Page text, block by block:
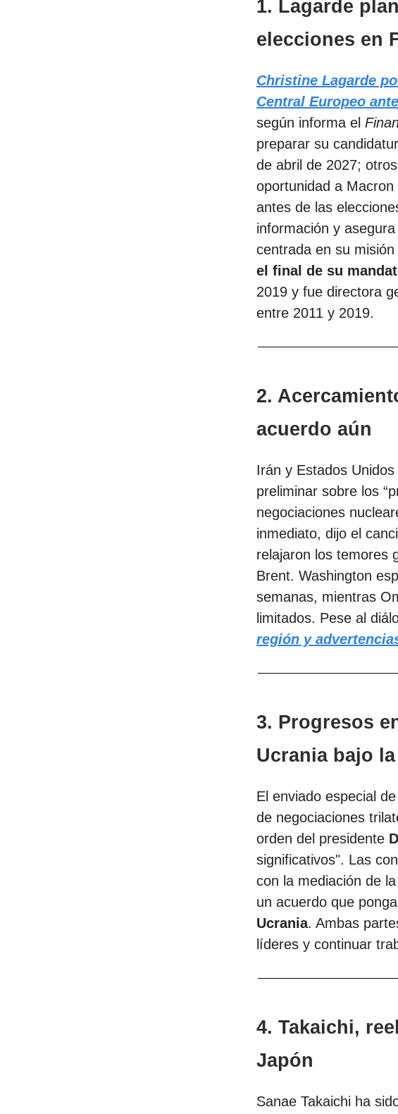
1. Lagarde
elecciones en
Christine Lagarde
Central Europeo
según informa el
preparar su
de abril de 2027;
oportunidad a
antes de las
información y
centrada en su misión
el final de su
2019 y fue directora
entre 2011 y 2019.
2.
acuerdo aún
Irán y Estados
preliminar sobre los
negociaciones
inmediato, dijo el
relajaron los temores
Brent. Washington
semanas, mientras
limitados. Pese al
región y
3. Progresos
Ucrania bajo
El enviado especial de
de negociaciones
orden del presidente
significativos". Las
con la mediación de
un acuerdo que
Ucrania. Ambas
líderes y continuar
4. Takaichi,
Japón
Sanae Takaichi ha